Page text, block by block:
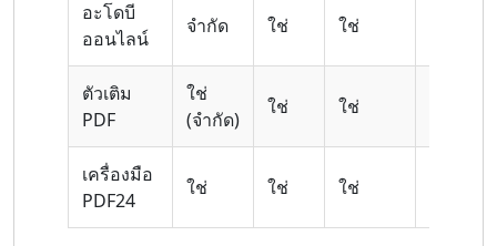
อะโดบี
ออนไลน์
จำกัด ใช่ ใช่
ตัวเติม
PDF
ใช่
(จำกัด)
ใช่ ใช่
เครื่องมือ
PDF24
ใช่ ใช่ ใช่